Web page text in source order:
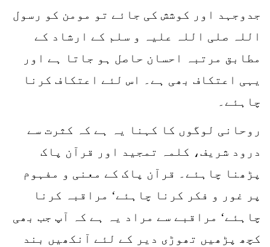
جدوجہد اور کوشش کی جائے تو مومن کو رسول
اللہ صلی اللہ علیہ و سلم کے ارشاد کے
مطابق مرتبہ احسان حاصل ہو جاتا ہے اور
یہی اعتکاف بھی ہے۔ اس لئے اعتکاف کرنا
چاہئے۔
روحانی لوگوں کا کہنا یہ ہے کہ کثرت سے
درود شریف، کلمہ تمجید اور قرآن پاک
پڑھنا چاہئے۔ قرآن پاک کے معنی و مفہوم
پر غور و فکر کرنا چاہئے‘ مراقبہ کرنا
چاہئے‘ مراقبے سے مراد یہ ہے کہ آپ جب بھی
کچھ پڑھیں تھوڑی دیر کے لئے آنکھیں بند